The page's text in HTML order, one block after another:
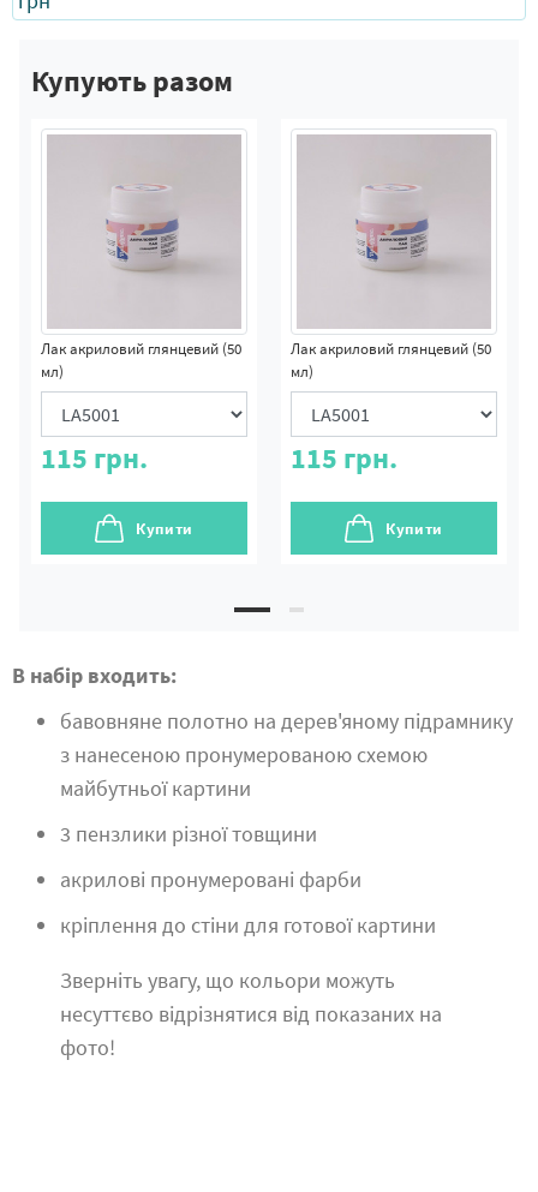
Купують разом
Лак акриловий глянцевий (50
мл)
115 грн.
Купити
Лак акриловий глянцевий (50
мл)
115 грн.
Купити
В набір входить:
бавовняне полотно на дерев'яному підрамнику
з нанесеною пронумерованою схемою
майбутньої картини
3 пензлики різної товщини
акрилові пронумеровані фарби
кріплення до стіни для готової картини
Зверніть увагу, що кольори можуть
несуттєво відрізнятися від показаних на
фото!